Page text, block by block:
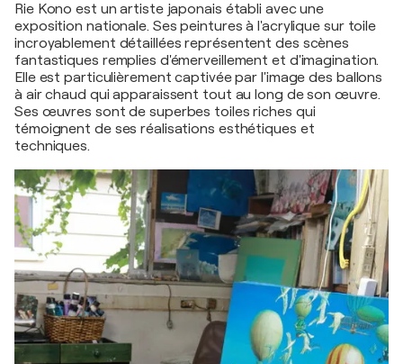
Rie Kono est un artiste japonais établi avec une
exposition nationale. Ses peintures à l'acrylique sur toile
incroyablement détaillées représentent des scènes
fantastiques remplies d'émerveillement et d'imagination.
Elle est particulièrement captivée par l'image des ballons
à air chaud qui apparaissent tout au long de son œuvre.
Ses œuvres sont de superbes toiles riches qui
témoignent de ses réalisations esthétiques et
techniques.